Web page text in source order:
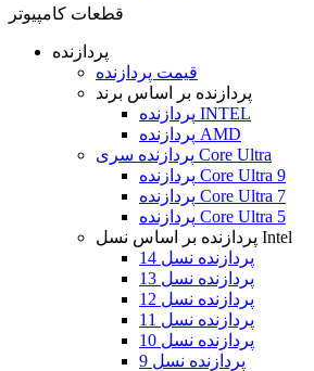
قطعات کامپیوتر
پردازنده
قیمت پردازنده
پردازنده بر اساس برند
پردازنده INTEL
پردازنده AMD
پردازنده سری Core Ultra
پردازنده Core Ultra 9
پردازنده Core Ultra 7
پردازنده Core Ultra 5
پردازنده بر اساس نسل Intel
پردازنده نسل 14
پردازنده نسل 13
پردازنده نسل 12
پردازنده نسل 11
پردازنده نسل 10
پردازنده نسل 9